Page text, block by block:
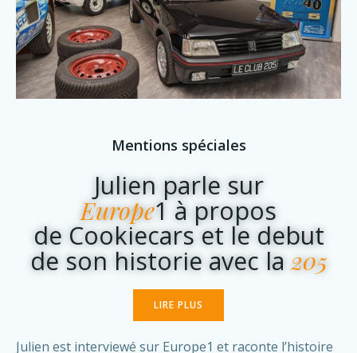
Mentions spéciales
Julien parle sur
Europe1 à propos
de Cookiecars et le debut
de son historie avec la205
LIRE PLUS
Julien est interviewé sur Europe1 et raconte l’histoire